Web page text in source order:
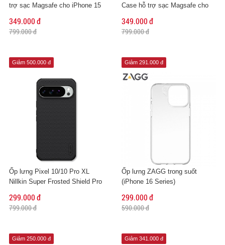
trợ sạc Magsafe cho iPhone 15
349.000 đ
799.000 đ
Case hỗ trợ sạc Magsafe cho
349.000 đ
799.000 đ
Giảm 500.000 đ
Ốp lưng Pixel 10/10 Pro XL
Nillkin Super Frosted Shield Pro
299.000 đ
799.000 đ
Giảm 291.000 đ
Ốp lưng ZAGG trong suốt
(iPhone 16 Series)
299.000 đ
590.000 đ
Giảm 250.000 đ Giảm 341.000 đ